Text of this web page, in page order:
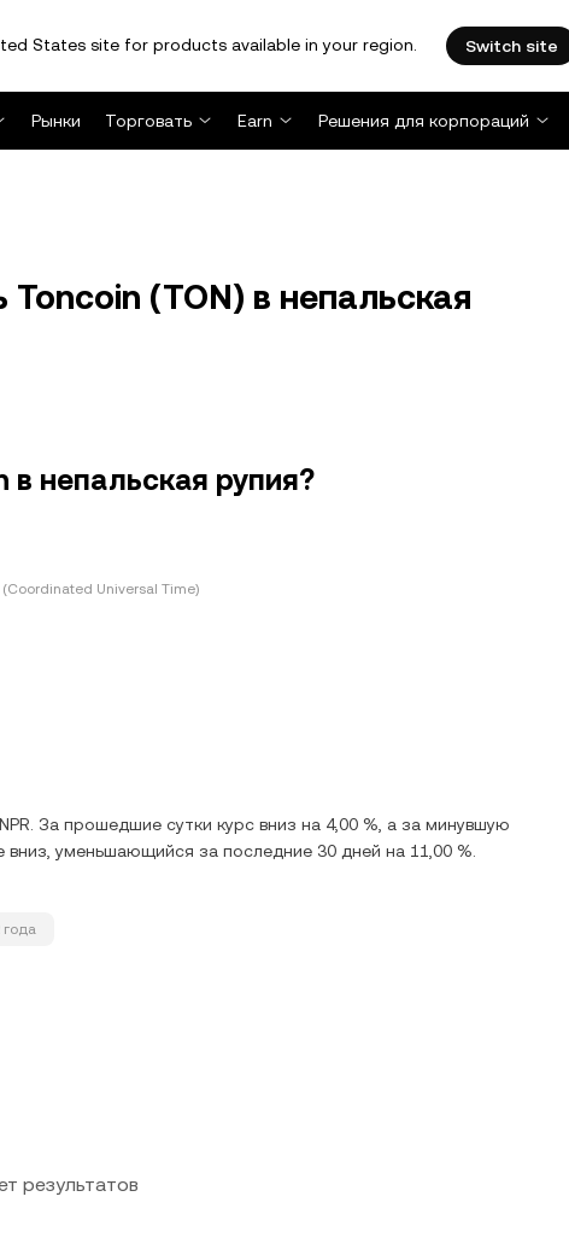
States site for products available in your region. Switch site
Рынки Торговать Earn Решения для корпораций
Toncoin (TON) в непальская
в непальская рупия?
(Coordinated Universal Time)
За прошедшие сутки курс вниз на 4,00 %, а за минувшую
уменьшающийся за последние 30 дней на 11,00 %.
года
результатов